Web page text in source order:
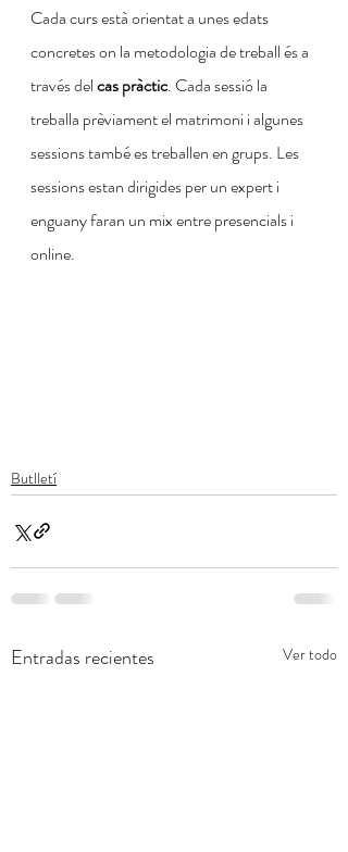
Cada curs està orientat a unes edats
concretes on la metodologia de treball és a
través del cas pràctic. Cada sessió la
treballa prèviament el matrimoni i algunes
sessions també es treballen en grups. Les
sessions estan dirigides per un expert i
enguany faran un mix entre presencials i
online.
Butlletí
Entradas recientes Ver todo